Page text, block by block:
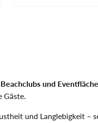
und
Gäste.
und Langlebigkeit –